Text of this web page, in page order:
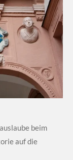
beim
auf die